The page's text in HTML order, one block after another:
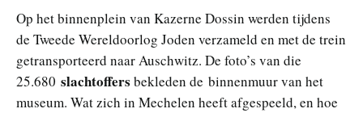
Op het binnenplein van Kazerne Dossin werden tijdens
de Tweede Wereldoorlog Joden verzameld en met de trein
getransporteerd naar Auschwitz. De foto’s van die
25.680 slachtoffers bekleden de binnenmuur van het
museum. Wat zich in Mechelen heeft afgespeeld, en hoe